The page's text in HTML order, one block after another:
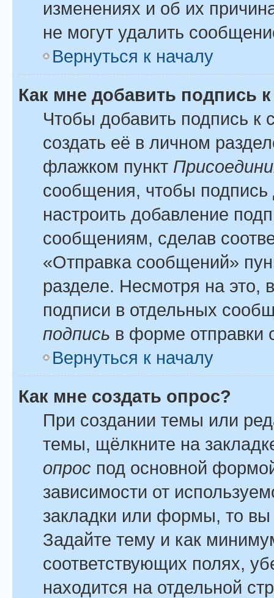
изменениях и об их
не могут удалить
Вернуться к началу
Как мне добавить подпись
Чтобы добавить подпись
создать её в личном
флажком пункт
сообщения, чтобы
настроить добавление
сообщениям, сделав
«Отправка сообщений»
разделе. Несмотря на это,
подписи в отдельных
подпись в форме отправки
Вернуться к началу
Как мне создать опрос?
При создании темы или
темы, щёлкните на
опрос под основной
зависимости от
закладки или формы, то вы
Задайте тему и как
соответствующих полях,
находится на отдельной